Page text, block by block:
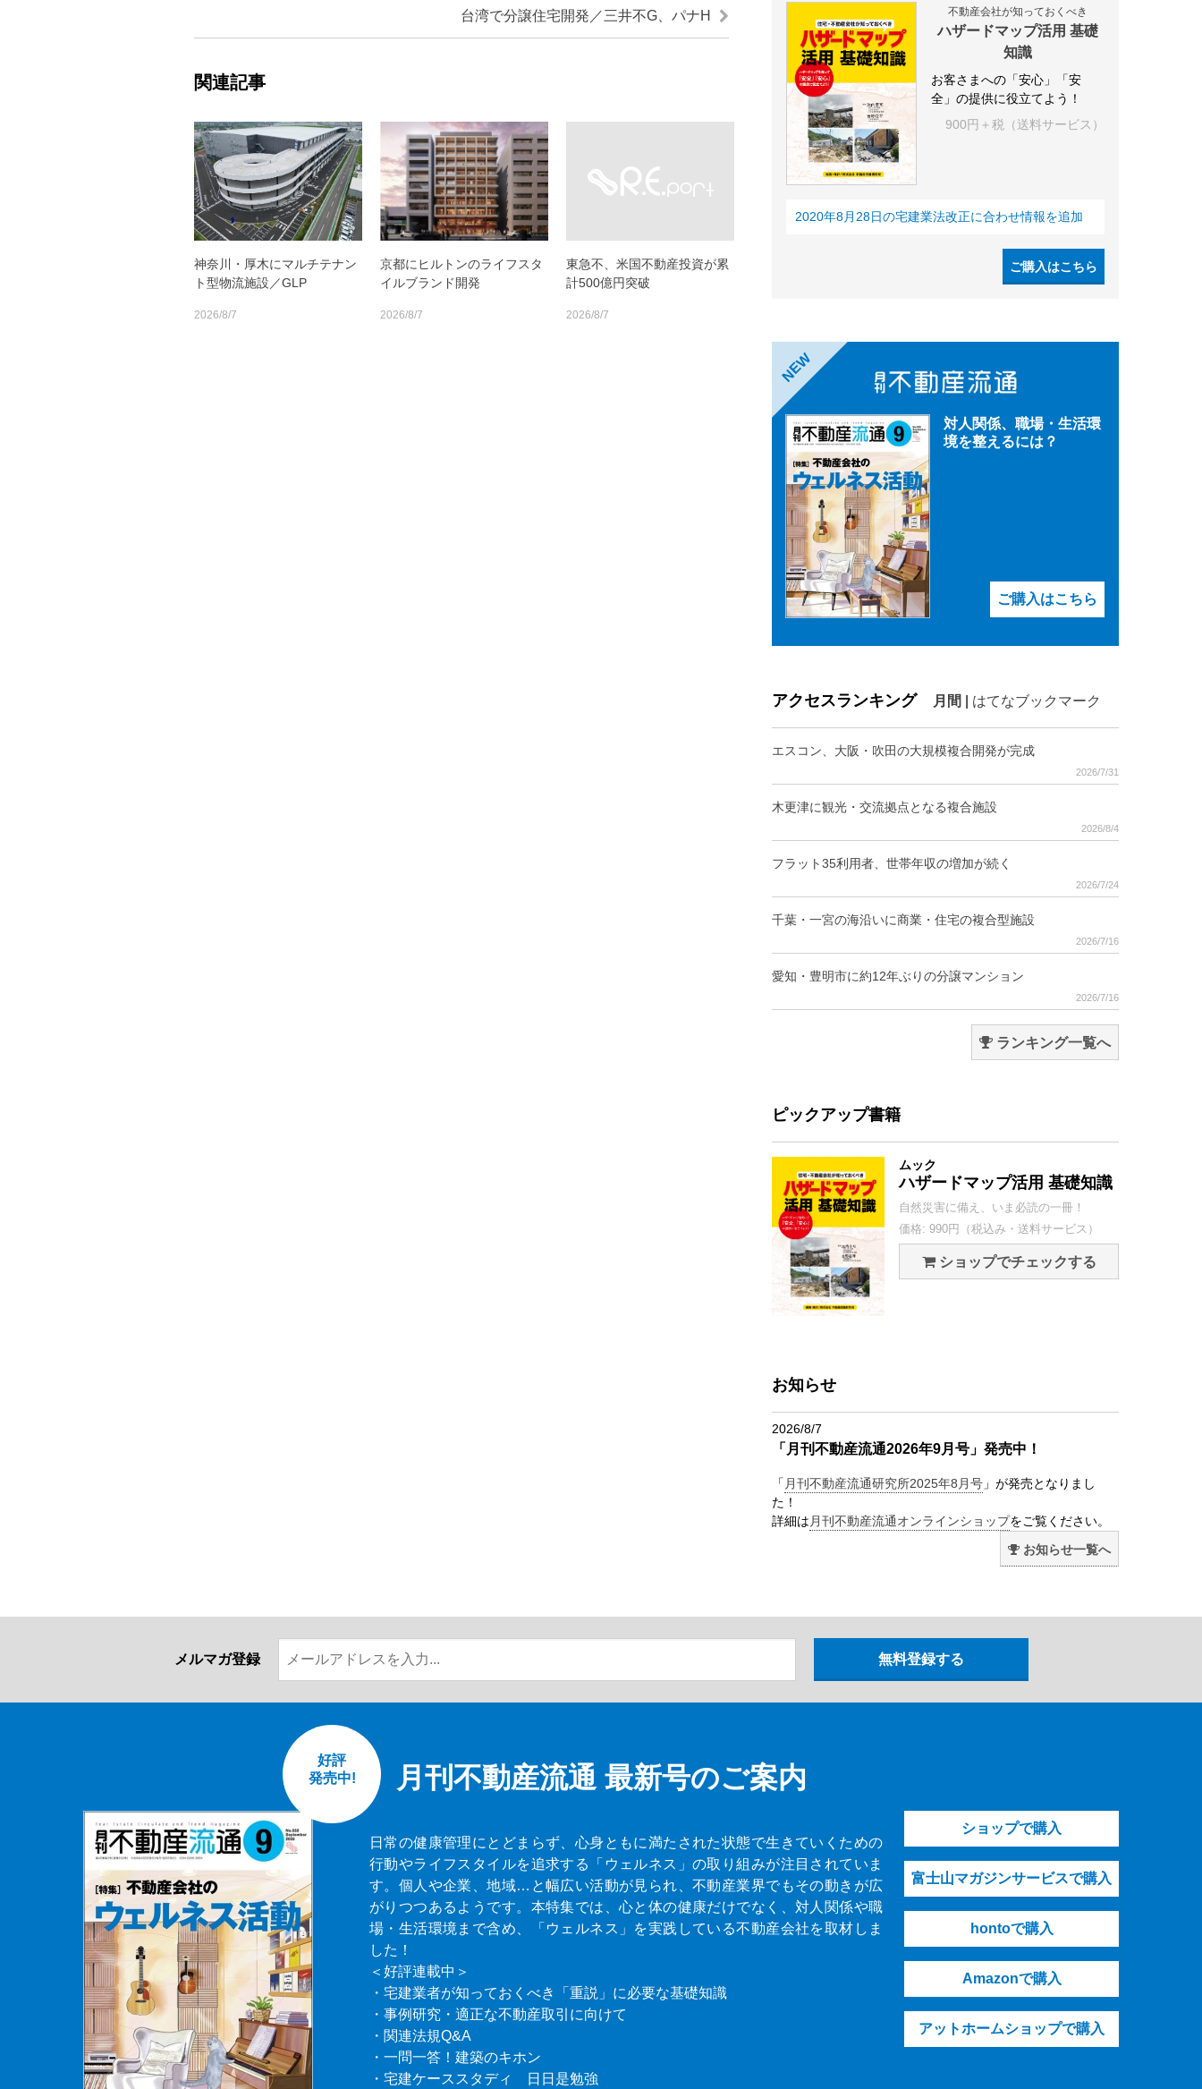
台湾で分譲住宅開発／三井不G、パナH
関連記事
神奈川・厚木にマルチテナン
ト型物流施設／GLP
2026/8/7
京都にヒルトンのライフスタ
イルブランド開発
2026/8/7
東急不、米国不動産投資が累
計500億円突破
2026/8/7
不動産会社が知っておくべき
ハザードマップ活用 基礎
知識
お客さまへの「安心」「安
全」の提供に役立てよう！
900円＋税（送料サービス）
2020年8月28日の宅建業法改正に合わせ情報を追加
ご購入はこちら
NEW
対人関係、職場・生活環
境を整えるには？
ご購入はこちら
アクセスランキング 月間 はてなブックマーク
エスコン、大阪・吹田の大規模複合開発が完成
2026/7/31
木更津に観光・交流拠点となる複合施設
2026/8/4
フラット35利用者、世帯年収の増加が続く
2026/7/24
千葉・一宮の海沿いに商業・住宅の複合型施設
2026/7/16
愛知・豊明市に約12年ぶりの分譲マンション
2026/7/16
ランキング一覧へ
ピックアップ書籍
ムック
ハザードマップ活用 基礎知識
自然災害に備え、いま必読の一冊！
価格: 990円（税込み・送料サービス）
ショップでチェックする
お知らせ
2026/8/7
「月刊不動産流通2026年9月号」発売中！
「 月刊不動産流通研究所2025年8月号 」が発売となりまし
た！
詳細は 月刊不動産流通オンラインショップをご覧ください。
お知らせ一覧へ
メルマガ登録
月刊不動産流通 最新号のご案内
好評
発売中!
日常の健康管理にとどまらず、心身ともに満たされた状態で生きていくための
行動やライフスタイルを追求する「ウェルネス」の取り組みが注目されていま
す。個人や企業、地域…と幅広い活動が見られ、不動産業界でもその動きが広
がりつつあるようです。本特集では、心と体の健康だけでなく、対人関係や職
場・生活環境まで含め、「ウェルネス」を実践している不動産会社を取材しま
した！
＜好評連載中＞
・宅建業者が知っておくべき「重説」に必要な基礎知識
・事例研究・適正な不動産取引に向けて
・関連法規Q&A
・一問一答！建築のキホン
・宅建ケーススタディ 日日是勉強
ショップで購入
富士山マガジンサービスで購入
hontoで購入
Amazonで購入
アットホームショップで購入